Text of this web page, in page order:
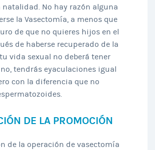
natalidad. No hay razón alguna
la Vasectomía, a menos que
de que no quieres hijos en el
de haberse recuperado de la
vida sexual no deberá tener
tendrás eyaculaciones igual
con la diferencia que no
DE LA PROMOCIÓN
de la operación de vasectomía